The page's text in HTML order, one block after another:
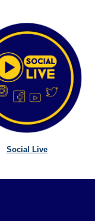
Social Live